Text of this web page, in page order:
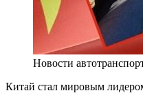
Новости
Китай стал мировым